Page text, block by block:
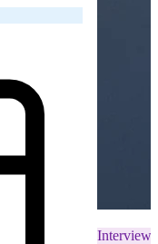
Interviews